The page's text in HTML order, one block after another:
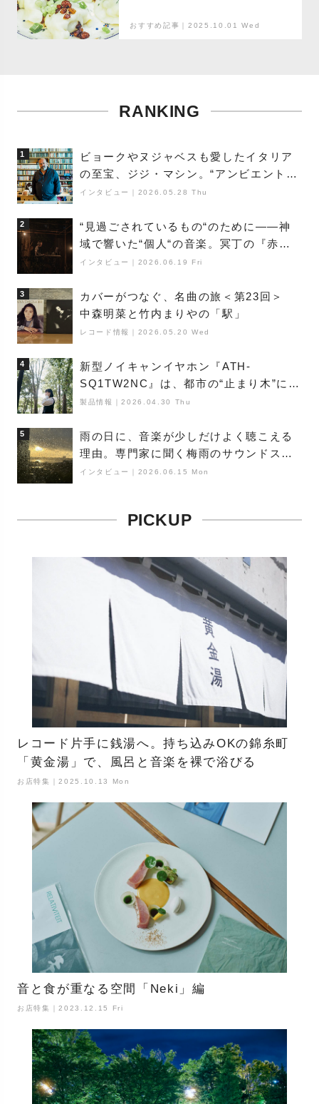
おすすめ記事｜2025.10.01 Wed
RANKING
1
ビョークやヌジャベスも愛したイタリア
の至宝、ジジ・マシン。“アンビエントの
巨匠”が明かす創作の原点と、「動き」に
インタビュー 2026.05.28 Thu
2
“見過ごされているもの“のために――神
域で響いた“個人“の音楽。冥丁の『赤城
夜神楽』をレポート
インタビュー 2026.06.19 Fri
3
カバーがつなぐ、名曲の旅＜第23回＞
中森明菜と竹内まりやの「駅」
レコード情報 2026.05.20 Wed
4
新型ノイキャンイヤホン『ATH-
SQ1TW2NC』は、都市の“止まり木”にな
り得るーシンガーソングライター浮
製品情報 ｜2026.04.30 Thu
5
雨の日に、音楽が少しだけよく聴こえる
理由。専門家に聞く梅雨のサウンドス
ケープ
インタビュー 2026.06.15 Mon
PICKUP
レコード片手に銭湯へ。持ち込みOKの錦糸町
「黄金湯」で、風呂と音楽を裸で浴びる
お店特集｜2025.10.13 Mon
音と食が重なる空間「Neki」編
お店特集｜2023.12.15 Fri